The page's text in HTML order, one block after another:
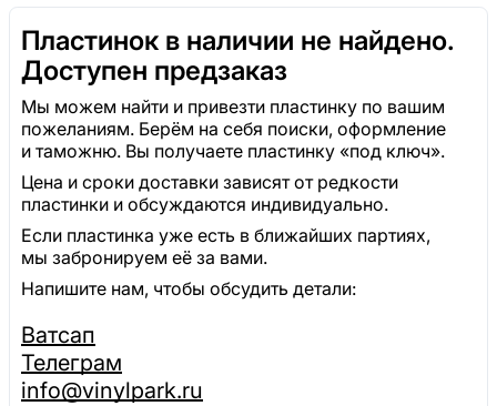
Пластинок в наличии не найдено.
Доступен предзаказ
Мы можем найти и привезти пластинку по вашим
пожеланиям. Берём на себя поиски, оформление
и таможню. Вы получаете пластинку «под ключ».
Цена и сроки доставки зависят от редкости
пластинки и обсуждаются индивидуально.
Если пластинка уже есть в ближайших партиях,
мы забронируем её за вами.
Напишите нам, чтобы обсудить детали:
Ватсап
Телеграм
info@vinylpark.ru